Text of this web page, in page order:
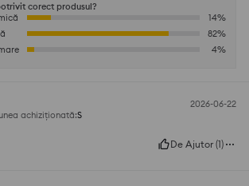
corect produsul?
14%
82%
4%
2026-06-22
achiziționată:S
De Ajutor (1)